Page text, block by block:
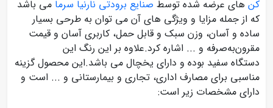
کن های عرضه شده توسط صنایع برودتی نارنیا سرما می باشد
که از جمله مزایا و ویژگی های آن می توان به طرحی بسیار
ساده و آسان، وزن سبک و قابل حمل، کاربری آسان و قیمت
مقرون‌به‌صرفه و ... اشاره کرد.علاوه بر این رنگ این
دستگاه سفید بوده و دارای یخچال‌ می باشد.این محصول گزینه
مناسبی برای مصارف اداری، تجاری و بیمارستانی و ... است و
دارای مشخصات زیر است: